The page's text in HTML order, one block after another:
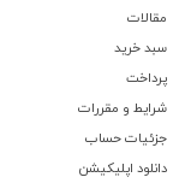
مقالات
سبد خرید
پرداخت
شرایط و مقررات
جزئیات حساب
دانلود اپلیکیشن